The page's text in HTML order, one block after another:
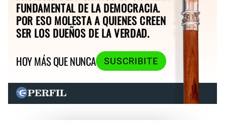
FUNDAMENTAL DE LA DEMOCRACIA.
POR ESO MOLESTA A QUIENES CREEN
SER LOS DUEÑOS DE LA VERDAD.
HOY MÁS QUE NUNCA
SUSCRIBITE